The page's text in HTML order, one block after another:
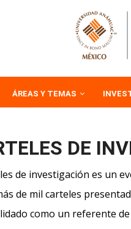
ÁREAS Y TEMAS
DE
de investigación es un
de mil carteles
como un referente